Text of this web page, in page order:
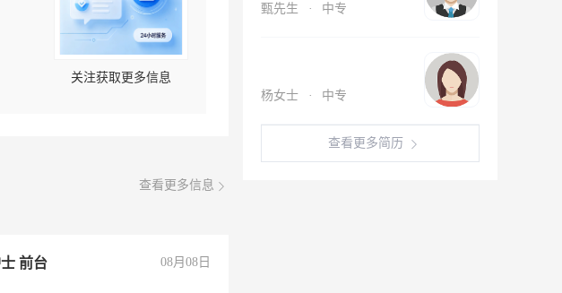
关注获取更多信息
查看更多信息
前台 08月08日
甄先生 · 中专
杨女士 · 中专
查看更多简历